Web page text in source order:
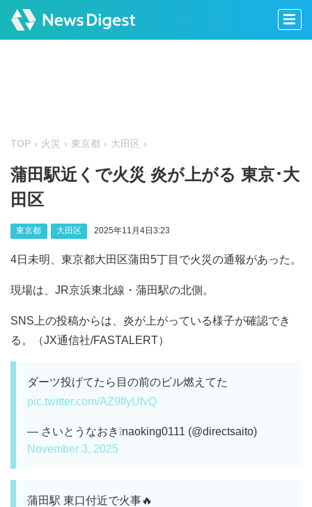
TOP 火災 東京都 大田区
蒲田駅近くで火災 炎が上がる 東京･大
田区
東京都 大田区 2025年11月4日3:23
4日未明、東京都大田区蒲田5丁目で火災の通報があった。
現場は、JR京浜東北線・蒲田駅の北側。
SNS上の投稿からは、炎が上がっている様子が確認でき
る。（JX通信社/FASTALERT）
ダーツ投げてたら目の前のビル燃えてた
pic.twitter.com/AZ9fIyUfvQ
— さいとうなおき❕naoking0111 (@directsaito)
November 3, 2025
蒲田駅 東口付近で火事🔥